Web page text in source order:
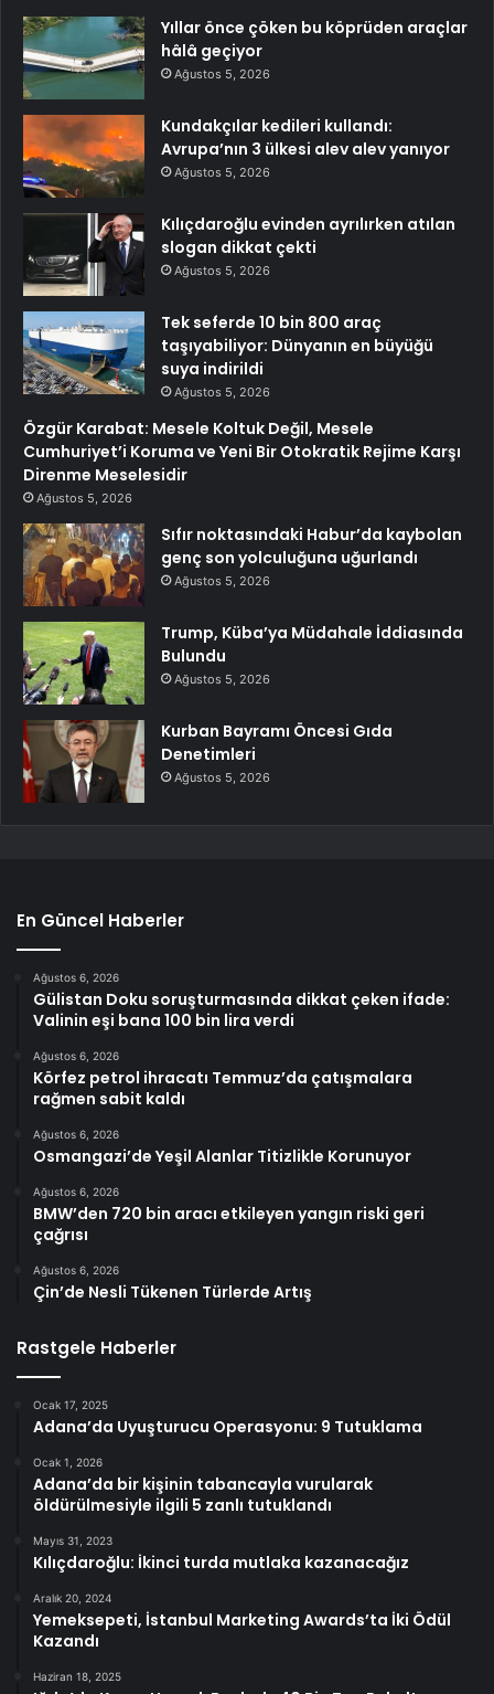
Yıllar önce çöken bu köprüden araçlar
hâlâ geçiyor
Ağustos 5, 2026
Kundakçılar kedileri kullandı:
Avrupa’nın 3 ülkesi alev alev yanıyor
Ağustos 5, 2026
Kılıçdaroğlu evinden ayrılırken atılan
slogan dikkat çekti
Ağustos 5, 2026
Tek seferde 10 bin 800 araç
taşıyabiliyor: Dünyanın en büyüğü
suya indirildi
Ağustos 5, 2026
Özgür Karabat: Mesele Koltuk Değil, Mesele
Cumhuriyet’i Koruma ve Yeni Bir Otokratik Rejime Karşı
Direnme Meselesidir
Ağustos 5, 2026
Sıfır noktasındaki Habur’da kaybolan
genç son yolculuğuna uğurlandı
Ağustos 5, 2026
Trump, Küba’ya Müdahale İddiasında
Bulundu
Ağustos 5, 2026
Kurban Bayramı Öncesi Gıda
Denetimleri
Ağustos 5, 2026
En Güncel Haberler
Ağustos 6, 2026
Gülistan Doku soruşturmasında dikkat çeken ifade:
Valinin eşi bana 100 bin lira verdi
Ağustos 6, 2026
Körfez petrol ihracatı Temmuz’da çatışmalara
rağmen sabit kaldı
Ağustos 6, 2026
Osmangazi’de Yeşil Alanlar Titizlikle Korunuyor
Ağustos 6, 2026
BMW’den 720 bin aracı etkileyen yangın riski geri
çağrısı
Ağustos 6, 2026
Çin’de Nesli Tükenen Türlerde Artış
Rastgele Haberler
Ocak 17, 2025
Adana’da Uyuşturucu Operasyonu: 9 Tutuklama
Ocak 1, 2026
Adana’da bir kişinin tabancayla vurularak
öldürülmesiyle ilgili 5 zanlı tutuklandı
Mayıs 31, 2023
Kılıçdaroğlu: İkinci turda mutlaka kazanacağız
Aralık 20, 2024
Yemeksepeti, İstanbul Marketing Awards’ta İki Ödül
Kazandı
Haziran 18, 2025